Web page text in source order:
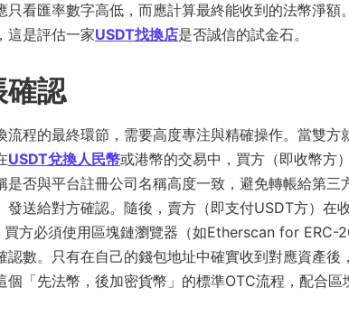
看匯率數字高低，而應計算最終能收到的法幣淨額
這是評估一家USDT找換店是否誠信的試金石。
確認
程的最終環節，需要高度專注與精確操作。當雙方
USDT兌換人民幣或港幣的交易中，買方（即收幣方
否與平台註冊公司名稱高度一致，避免轉帳給第三
發送給對方確認。隨後，賣方（即支付USDT方）在
方必須使用區塊鏈瀏覽器（如Etherscan for ERC-
數。只有在自己的錢包地址中確實收到對應資產後
「先法幣，後加密貨幣」的標準OTC流程，配合